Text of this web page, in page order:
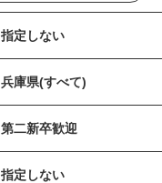
指定しない
兵庫県(すべて)
第二新卒歓迎
指定しない